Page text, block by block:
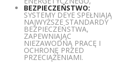
BEZPIECZEŃSTWO:
SYSTEMY DEYE SPEŁNIAJĄ
NAJWYŻSZE STANDARDY
BEZPIECZEŃSTWA,
ZAPEWNIAJĄC
NIEZAWODNĄ PRACĘ I
OCHRONĘ PRZED
PRZECIĄŻENIAMI.